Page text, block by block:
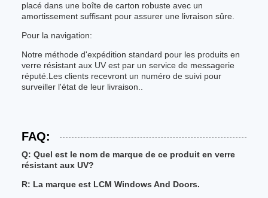
placé dans une boîte de carton robuste avec un
amortissement suffisant pour assurer une livraison sûre.
Pour la navigation:
Notre méthode d'expédition standard pour les produits en
verre résistant aux UV est par un service de messagerie
réputé.Les clients recevront un numéro de suivi pour
surveiller l'état de leur livraison..
FAQ:
Q: Quel est le nom de marque de ce produit en verre
résistant aux UV?
R: La marque est LCM Windows And Doors.